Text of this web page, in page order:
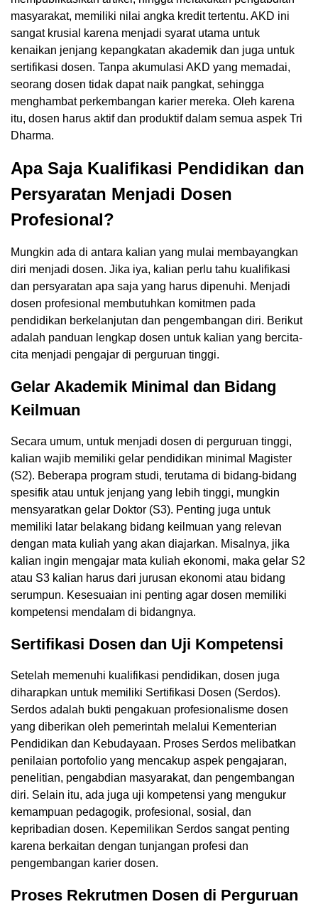
masyarakat, memiliki nilai angka kredit tertentu. AKD ini
sangat krusial karena menjadi syarat utama untuk
kenaikan jenjang kepangkatan akademik dan juga untuk
sertifikasi dosen. Tanpa akumulasi AKD yang memadai,
seorang dosen tidak dapat naik pangkat, sehingga
menghambat perkembangan karier mereka. Oleh karena
itu, dosen harus aktif dan produktif dalam semua aspek Tri
Dharma.
Apa Saja Kualifikasi Pendidikan dan
Persyaratan Menjadi Dosen
Profesional?
Mungkin ada di antara kalian yang mulai membayangkan
diri menjadi dosen. Jika iya, kalian perlu tahu kualifikasi
dan persyaratan apa saja yang harus dipenuhi. Menjadi
dosen profesional membutuhkan komitmen pada
pendidikan berkelanjutan dan pengembangan diri. Berikut
adalah panduan lengkap dosen untuk kalian yang bercita-
cita menjadi pengajar di perguruan tinggi.
Gelar Akademik Minimal dan Bidang
Keilmuan
Secara umum, untuk menjadi dosen di perguruan tinggi,
kalian wajib memiliki gelar pendidikan minimal Magister
(S2). Beberapa program studi, terutama di bidang-bidang
spesifik atau untuk jenjang yang lebih tinggi, mungkin
mensyaratkan gelar Doktor (S3). Penting juga untuk
memiliki latar belakang bidang keilmuan yang relevan
dengan mata kuliah yang akan diajarkan. Misalnya, jika
kalian ingin mengajar mata kuliah ekonomi, maka gelar S2
atau S3 kalian harus dari jurusan ekonomi atau bidang
serumpun. Kesesuaian ini penting agar dosen memiliki
kompetensi mendalam di bidangnya.
Sertifikasi Dosen dan Uji Kompetensi
Setelah memenuhi kualifikasi pendidikan, dosen juga
diharapkan untuk memiliki Sertifikasi Dosen (Serdos).
Serdos adalah bukti pengakuan profesionalisme dosen
yang diberikan oleh pemerintah melalui Kementerian
Pendidikan dan Kebudayaan. Proses Serdos melibatkan
penilaian portofolio yang mencakup aspek pengajaran,
penelitian, pengabdian masyarakat, dan pengembangan
diri. Selain itu, ada juga uji kompetensi yang mengukur
kemampuan pedagogik, profesional, sosial, dan
kepribadian dosen. Kepemilikan Serdos sangat penting
karena berkaitan dengan tunjangan profesi dan
pengembangan karier dosen.
Proses Rekrutmen Dosen di Perguruan